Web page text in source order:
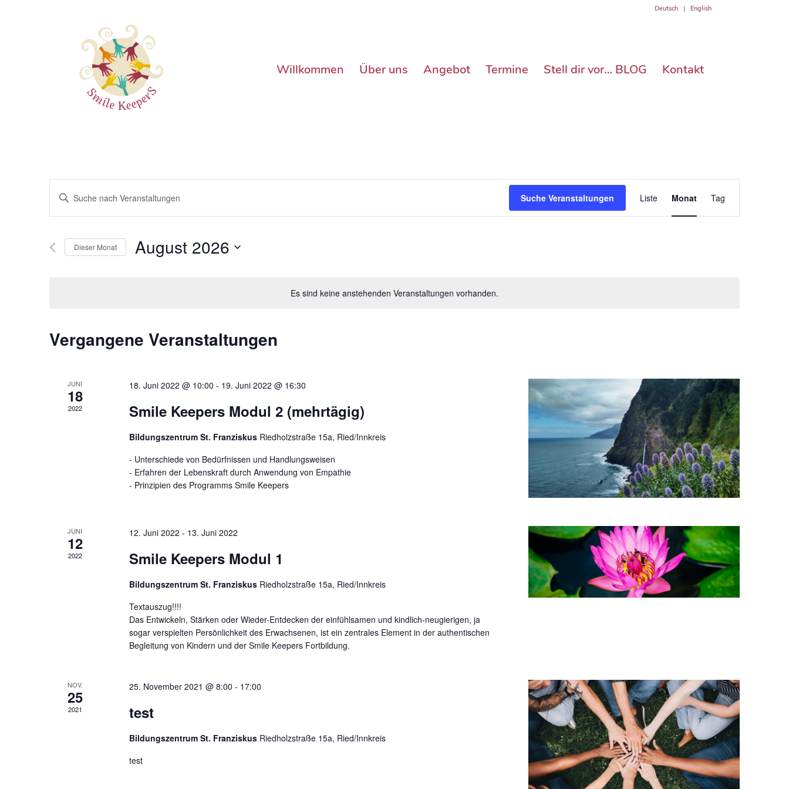
Deutsch English
Willkommen Über uns Angebot Termine Stell dir vor… BLOG Kontakt
Es sind keine anstehenden Veranstaltungen vorhanden.
Veranstaltungen
Suche
und
Ansichten,
Navigation
Bitte
Suche
nach
Suche Veranstaltungen
Ansichten-
Liste Monat Tag
Dieser Monat August 2026
Vergangene Veranstaltungen
JUNI
18
2022
18. Juni 2022 @ 10:00 - 19. Juni 2022 @ 16:30
Smile Keepers Modul 2 (mehrtägig)
Bildungszentrum St. Franziskus Riedholzstraße 15a, Ried/Innkreis
- Unterschiede von Bedürfnissen und Handlungsweisen
- Erfahren der Lebenskraft durch Anwendung von Empathie
- Prinzipien des Programms Smile Keepers
JUNI
12
2022
12. Juni 2022 - 13. Juni 2022
Smile Keepers Modul 1
Bildungszentrum St. Franziskus Riedholzstraße 15a, Ried/Innkreis
Textauszug!!!!
Das Entwickeln, Stärken oder Wieder-Entdecken der einfühlsamen und kindlich-neugierigen, ja
sogar verspielten Persönlichkeit des Erwachsenen, ist ein zentrales Element in der authentischen
Begleitung von Kindern und der Smile Keepers Fortbildung.
NOV.
25
2021
25. November 2021 @ 8:00 - 17:00
test
Bildungszentrum St. Franziskus Riedholzstraße 15a, Ried/Innkreis
test